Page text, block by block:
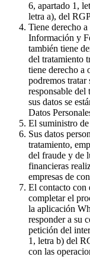
6, apartado 1,
letra a), del
Tiene derecho
Información y
también tiene
del tratamiento
tiene derecho a
podremos tratar
responsable del
sus datos se
Datos
El suministro
Sus datos
tratamiento,
del fraude y de
financieras
empresas de
El contacto con
completar el
la aplicación
responder a su
petición del
1, letra b) del
con las